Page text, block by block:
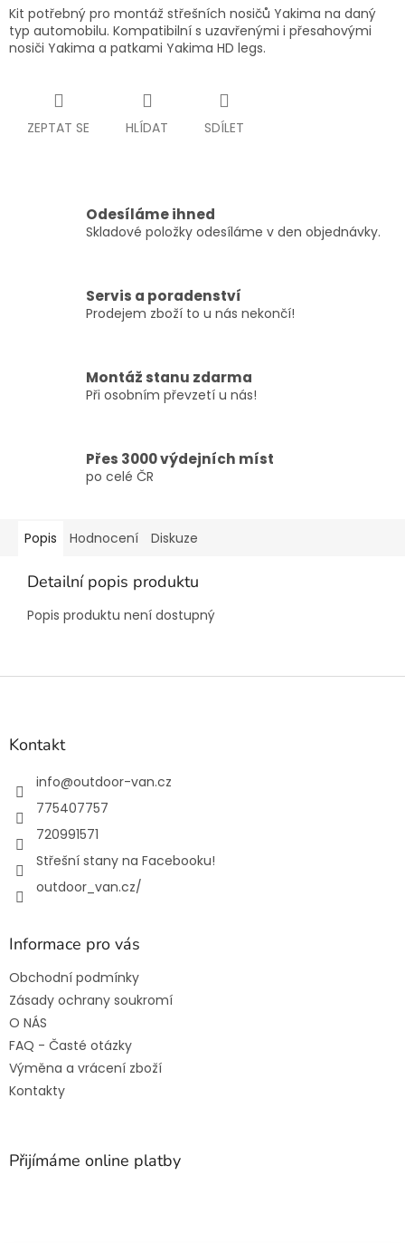
Kit potřebný pro montáž střešních nosičů Yakima na daný
typ automobilu. Kompatibilní s uzavřenými i přesahovými
nosiči Yakima a patkami Yakima HD legs.
ZEPTAT SE HLÍDAT SDÍLET
Odesíláme ihned
Skladové položky odesíláme v den objednávky.
Servis a poradenství
Prodejem zboží to u nás nekončí!
Montáž stanu zdarma
Při osobním převzetí u nás!
Přes 3000 výdejních míst
po celé ČR
Popis Hodnocení Diskuze
Detailní popis produktu
Popis produktu není dostupný
Z
Kontakt
info@outdoor-van.cz
775407757
720991571
Střešní stany na Facebooku!
outdoor_van.cz/
Informace pro vás
Obchodní podmínky
Zásady ochrany soukromí
O NÁS
FAQ - Časté otázky
Výměna a vrácení zboží
Kontakty
Přijímáme online platby